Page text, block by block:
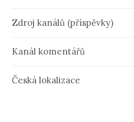
Zdroj kanálů (příspěvky)
Kanál komentářů
Česká lokalizace